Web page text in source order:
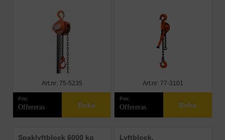
Art.nr: 75-5235
Pris:
Offereras Boka
Art.nr: 77-3101
Pris:
Offereras Boka
Spaklyftblock 6000 kg
Lyftblock,